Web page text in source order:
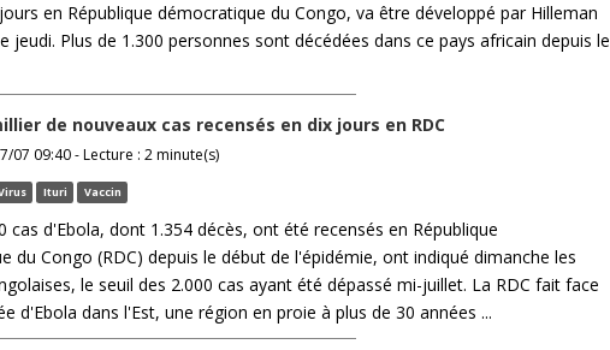
en République démocratique du Congo, va être développé par Hilleman
Plus de 1.300 personnes sont décédées dans ce pays africain depuis le
de nouveaux cas recensés en dix jours en RDC
07 09:40 - Lecture : 2 minute(s)
Ituri Vaccin
cas d'Ebola, dont 1.354 décès, ont été recensés en République
du Congo (RDC) depuis le début de l'épidémie, ont indiqué dimanche les
le seuil des 2.000 cas ayant été dépassé mi-juillet. La RDC fait face
d'Ebola dans l'Est, une région en proie à plus de 30 années ...